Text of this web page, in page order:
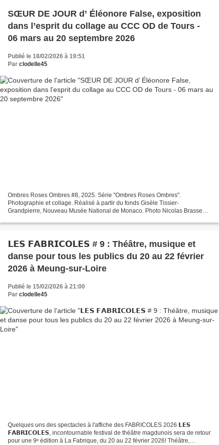
SŒUR DE JOUR d’ Éléonore False, exposition
dans l’esprit du collage au CCC OD de Tours -
06 mars au 20 septembre 2026
Publié le 18/02/2026 à 19:51
Par clodelle45
Ombres Roses Ombres #8, 2025. Série "Ombres Roses Ombres".
Photographie et collage. Réalisé à partir du fonds Gisèle Tissier-
Grandpierre, Nouveau Musée National de Monaco. Photo Nicolas Brasseur.
𝗟𝗘𝗦 𝗙𝗔𝗕𝗥𝗜𝗖𝗢𝗟𝗘𝗦 # 9 : Théâtre, musique et
danse pour tous les publics du 20 au 22 février
2026 à Meung-sur-Loire
Publié le 15/02/2026 à 21:00
Par clodelle45
Quelques uns des spectacles à l'affiche des FABRICOLES 2026 𝗟𝗘𝗦
𝗙𝗔𝗕𝗥𝗜𝗖𝗢𝗟𝗘𝗦, incontournable festival de théâtre magdunois sera de retour
pour une 9ᵉ édition à La Fabrique, du 20 au 22 février 2026! Théâtre,